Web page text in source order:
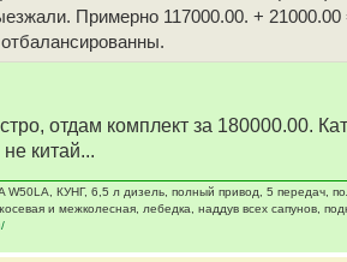
Примерно 117000.00. + 21000.00
отдам комплект за 180000.00.
китай...
W50LA, КУНГ, 6,5 л дизель, полный привод, 5 передач,
и межколесная, лебедка, наддув всех сапунов,